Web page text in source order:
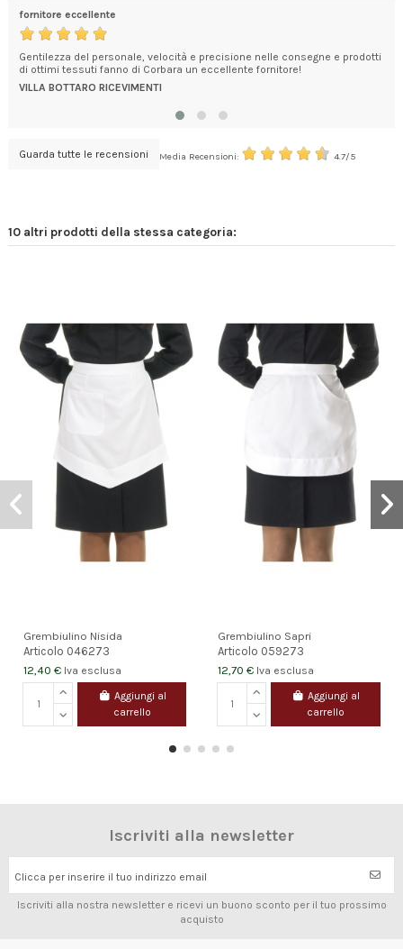
fornitore eccellente
Gentilezza del personale, velocità e precisione nelle consegne e prodotti
di ottimi tessuti fanno di Corbara un eccellente fornitore!
VILLA BOTTARO RICEVIMENTI
Guarda tutte le recensioni Media Recensioni: 4.7/5
10 altri prodotti della stessa categoria:
Grembiulino Nisida
Articolo 046273
12,40 € Iva esclusa
Aggiungi al
carrello
Grembiulino Sapri
Articolo 059273
12,70 € Iva esclusa
Aggiungi al
carrello
Iscriviti alla newsletter
Clicca per inserire il tuo indirizzo email
Iscriviti alla nostra newsletter e ricevi un buono sconto per il tuo prossimo
acquisto